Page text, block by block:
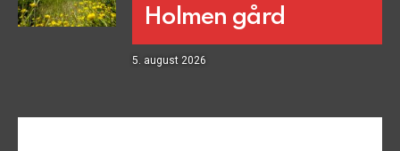
Holmen gård
5. august 2026